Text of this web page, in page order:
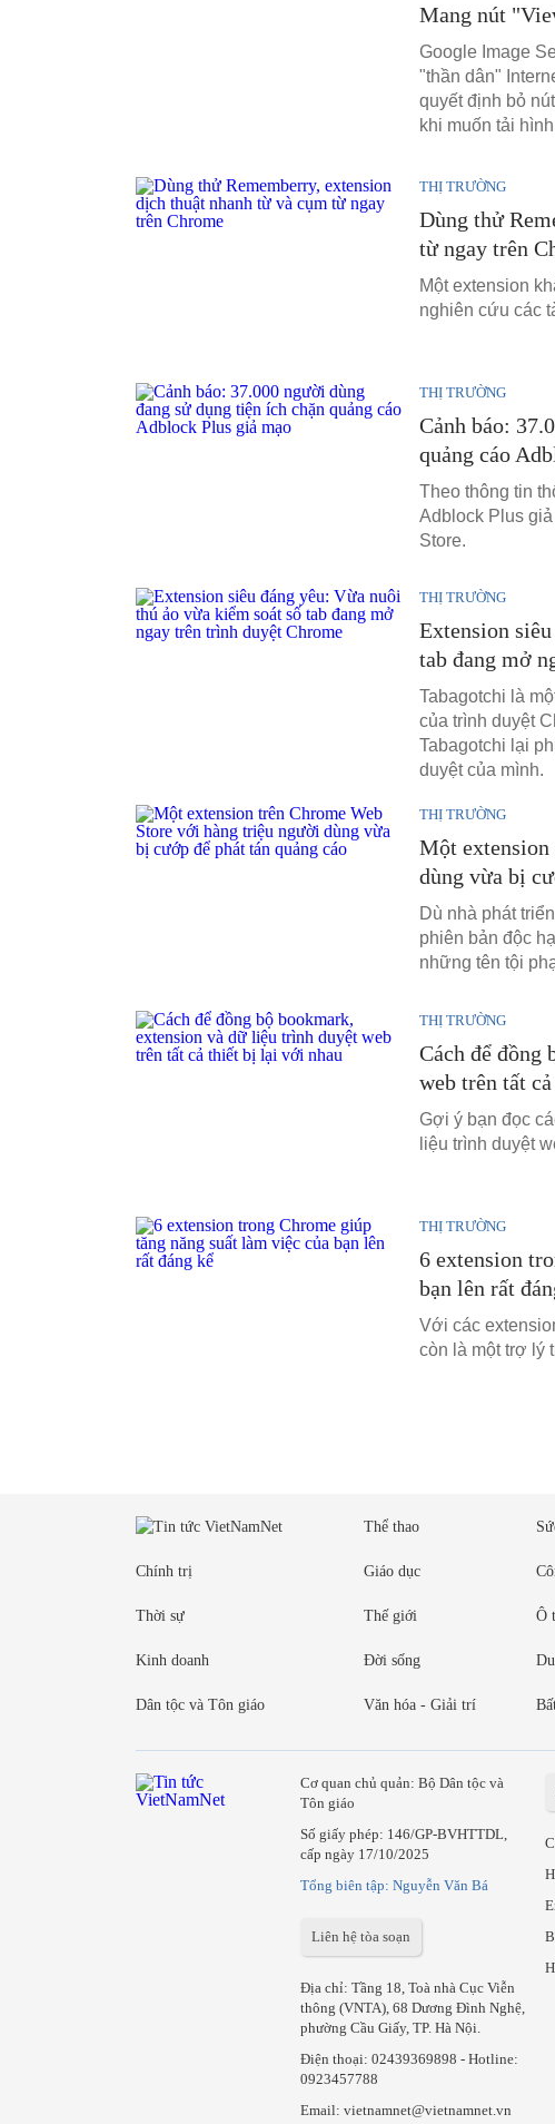
Mang nút
Google Image
"thần dân"
quyết định bỏ
khi muốn tải
THỊ TRƯỜNG
Dùng thử
từ ngay trên
Một extension
nghiên cứu các
THỊ TRƯỜNG
Cảnh báo:
quảng cáo
Theo thông tin
Adblock Plus
Store.
THỊ TRƯỜNG
Extension
tab đang mở
Tabagotchi là
của trình duyệt
Tabagotchi lại
duyệt của mình.
THỊ TRƯỜNG
Một extension
dùng vừa bị
Dù nhà phát
phiên bản độc
những tên tội
THỊ TRƯỜNG
Cách để đồng
web trên tất
Gợi ý bạn đọc
liệu trình duyệt
THỊ TRƯỜNG
6 extension
bạn lên rất
Với các
còn là một trợ lý
Chính trị
Thời sự
Kinh doanh
Dân tộc và Tôn giáo
Thể thao
Giáo dục
Thế giới
Đời sống
Văn hóa - Giải trí
Ô
Cơ quan chủ quản: Bộ Dân tộc và
Tôn giáo
Số giấy phép: 146/GP-BVHTTDL,
cấp ngày 17/10/2025
Tổng biên tập: Nguyễn Văn Bá
Liên hệ tòa soạn
Địa chỉ: Tầng 18, Toà nhà Cục Viễn
thông (VNTA), 68 Dương Đình Nghệ,
phường Cầu Giấy, TP. Hà Nội.
Điện thoại:02439369898 - Hotline:
0923457788
Email: vietnamnet@vietnamnet.vn